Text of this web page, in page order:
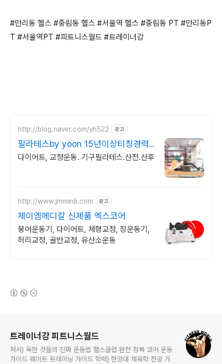
#만리동 헬스 #중림동 헬스 #서울역 헬스 #중림동 PT #만리동P
T #서울역PT #피트니스월드 #트레이너강
http://blog.naver.com/yh522 광고
필라테스by yoon 15년이상티칭경력
원장직강
다이어트, 교정운동. 기구필라테스.산전.산후
http://www.jmmedi.com 광고
제이엠메디칼 신제품 엑스코어
붕어운동기, 다이어트, 체형교정, 장운동기,
허리교정, 골반교정, 유산소운동
트레이너강 피트니스월드
저서) 독한 것들의 진짜 운동법 핼스클럽 완전 정복 코어 운동
가이드 웨이트 트레이닝 가이드 학력) 한양대 체육학 전공 가